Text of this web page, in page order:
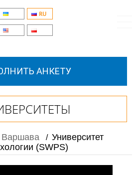
RU
АНКЕТУ
Варшава / Университет
(SWPS)